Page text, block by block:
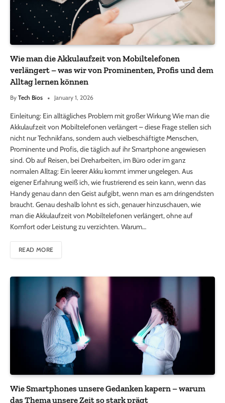
Wie man die Akkulaufzeit von Mobiltelefonen
verlängert – was wir von Prominenten, Profis und dem
Alltag lernen können
By Tech Bios January 1, 2026
Einleitung: Ein alltägliches Problem mit großer Wirkung Wie man die
Akkulaufzeit von Mobiltelefonen verlängert – diese Frage stellen sich
nicht nur Technikfans, sondern auch vielbeschäftigte Menschen,
Prominente und Profis, die täglich auf ihr Smartphone angewiesen
sind. Ob auf Reisen, bei Dreharbeiten, im Büro oder im ganz
normalen Alltag: Ein leerer Akku kommt immer ungelegen. Aus
eigener Erfahrung weiß ich, wie frustrierend es sein kann, wenn das
Handy genau dann den Geist aufgibt, wenn man es am dringendsten
braucht. Genau deshalb lohnt es sich, genauer hinzuschauen, wie
man die Akkulaufzeit von Mobiltelefonen verlängert, ohne auf
Komfort oder Leistung zu verzichten. Warum…
READ MORE
Wie Smartphones unsere Gedanken kapern – warum
das Thema unsere Zeit so stark prägt